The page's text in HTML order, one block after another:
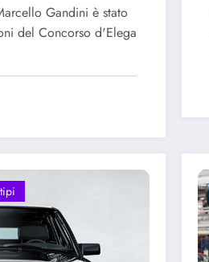
Gandini è stato
del Concorso d'Elega